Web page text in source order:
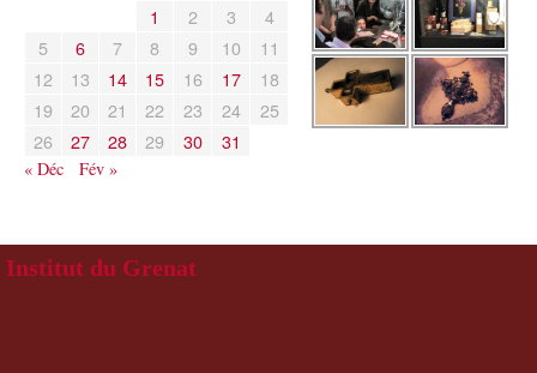
1 2 3
4
5
6 7 8 9 10
11
12
13 14 15 16 17
18
19
20 21 22 23 24
25
26
27 28 29 30 31
« Déc Fév »
Institut du Grenat